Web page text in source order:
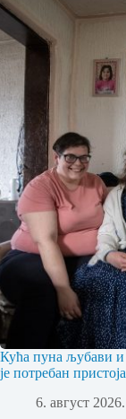
Кућа пуна љубави и
је потребан
6. август 2026.